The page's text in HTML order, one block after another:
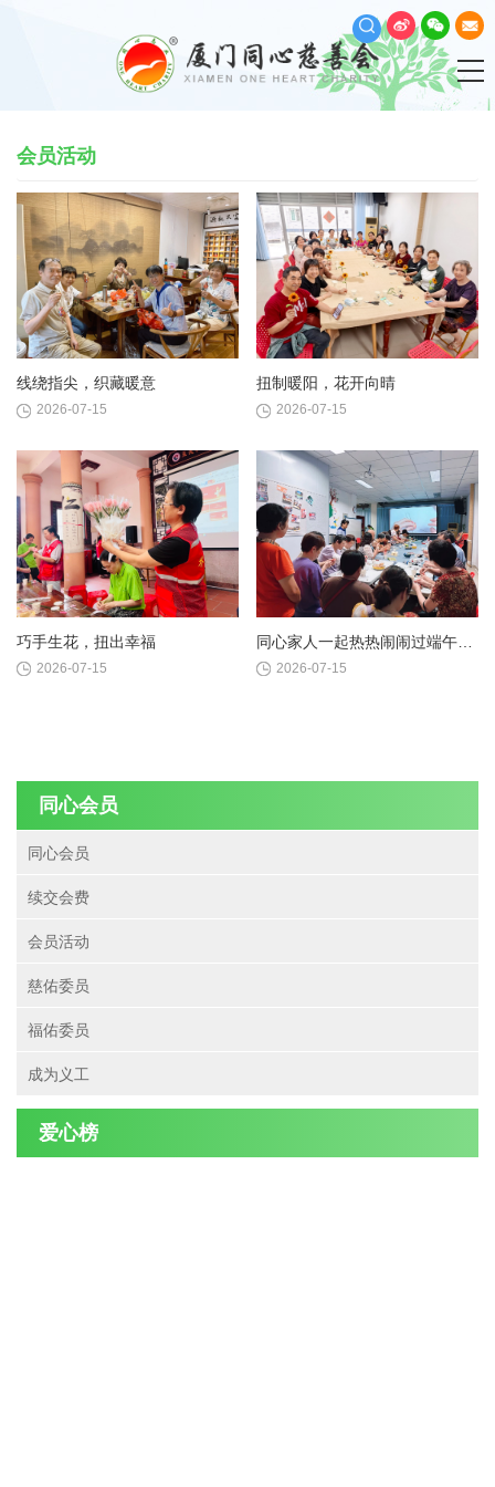
会员活动
线绕指尖，织藏暖意
2026-07-15
扭制暖阳，花开向晴
2026-07-15
巧手生花，扭出幸福
2026-07-15 2026-07-15
同心会员
同心会员
续交会费
会员活动
慈佑委员
福佑委员
成为义工
爱心榜